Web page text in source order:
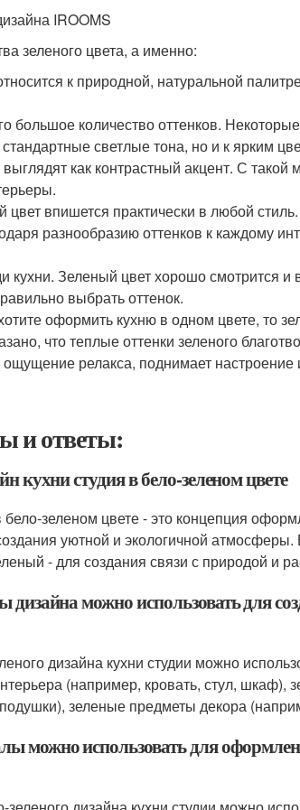
IROOMS
зеленого цвета, а именно:
к природной, натуральной
большое количество оттенков.
светлые тона, но и к ярким
как контрастный акцент. С такой
цвет впишется практически в любой
разнообразию оттенков к каждому
кухни. Зеленый цвет хорошо смотрится
выбрать оттенок.
оформить кухню в одном цвете, то
что теплые оттенки зеленого
ощущение релакса, поднимает
и ответы:
кухни студия в бело-зеленом цвете
бело-зеленом цвете - это концепция
уютной и экологичной атмосферы.
- для создания связи с природой и
можно использовать для
дизайна кухни студии можно
(например, кровать, стул, шкаф),
зеленые предметы декора
можно использовать для